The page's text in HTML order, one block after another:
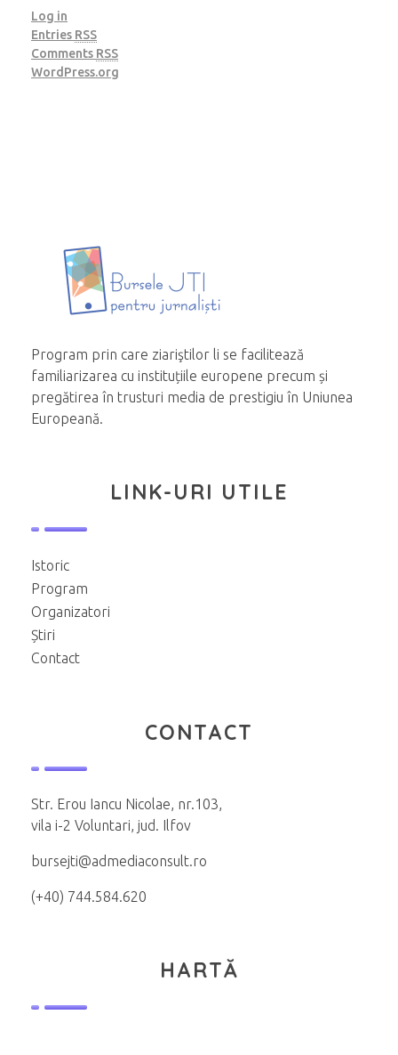
Log in
Entries RSS
Comments RSS
WordPress.org
Program prin care ziariştilor li se facilitează
familiarizarea cu instituțiile europene precum și
pregătirea în trusturi media de prestigiu în Uniunea
Europeană.
LINK-URI UTILE
Istoric
Program
Organizatori
Știri
Contact
CONTACT
Str. Erou Iancu Nicolae, nr.103,
vila i-2 Voluntari, jud. Ilfov
bursejti@admediaconsult.ro
(+40) 744.584.620
HARTĂ